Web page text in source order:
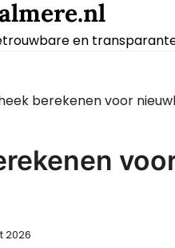
en
berekenen voor
2026